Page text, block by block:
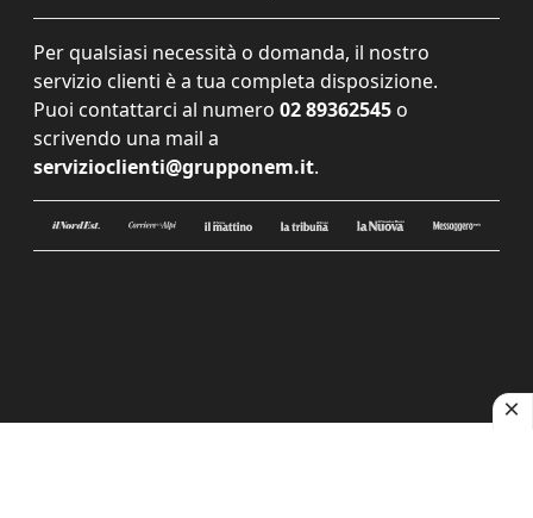
Per qualsiasi necessità o domanda, il nostro
servizio clienti è a tua completa disposizione.
Puoi contattarci al numero 02 89362545 o
scrivendo una mail a
servizioclienti@grupponem.it.